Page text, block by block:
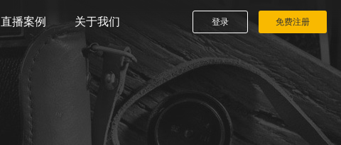
直播案例 关于我们 登录 免费注册